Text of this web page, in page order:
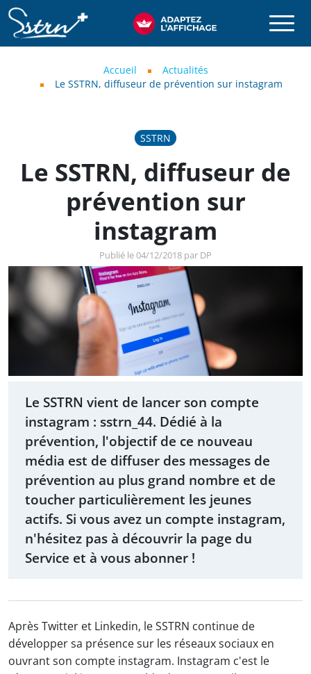
Aller au contenu principal
SSTRN
Accueil
Actualités
Le SSTRN, diffuseur de prévention sur instagram
SSTRN
Le SSTRN, diffuseur de
prévention sur
instagram
Publié le 04/12/2018 par DP
Le SSTRN vient de lancer son compte
instagram : sstrn_44. Dédié à la
prévention, l'objectif de ce nouveau
média est de diffuser des messages de
prévention au plus grand nombre et de
toucher particulièrement les jeunes
actifs. Si vous avez un compte instagram,
n'hésitez pas à découvrir la page du
Service et à vous abonner !
Après Twitter et Linkedin, le SSTRN continue de
développer sa présence sur les réseaux sociaux en
ouvrant son compte instagram. Instagram c'est le